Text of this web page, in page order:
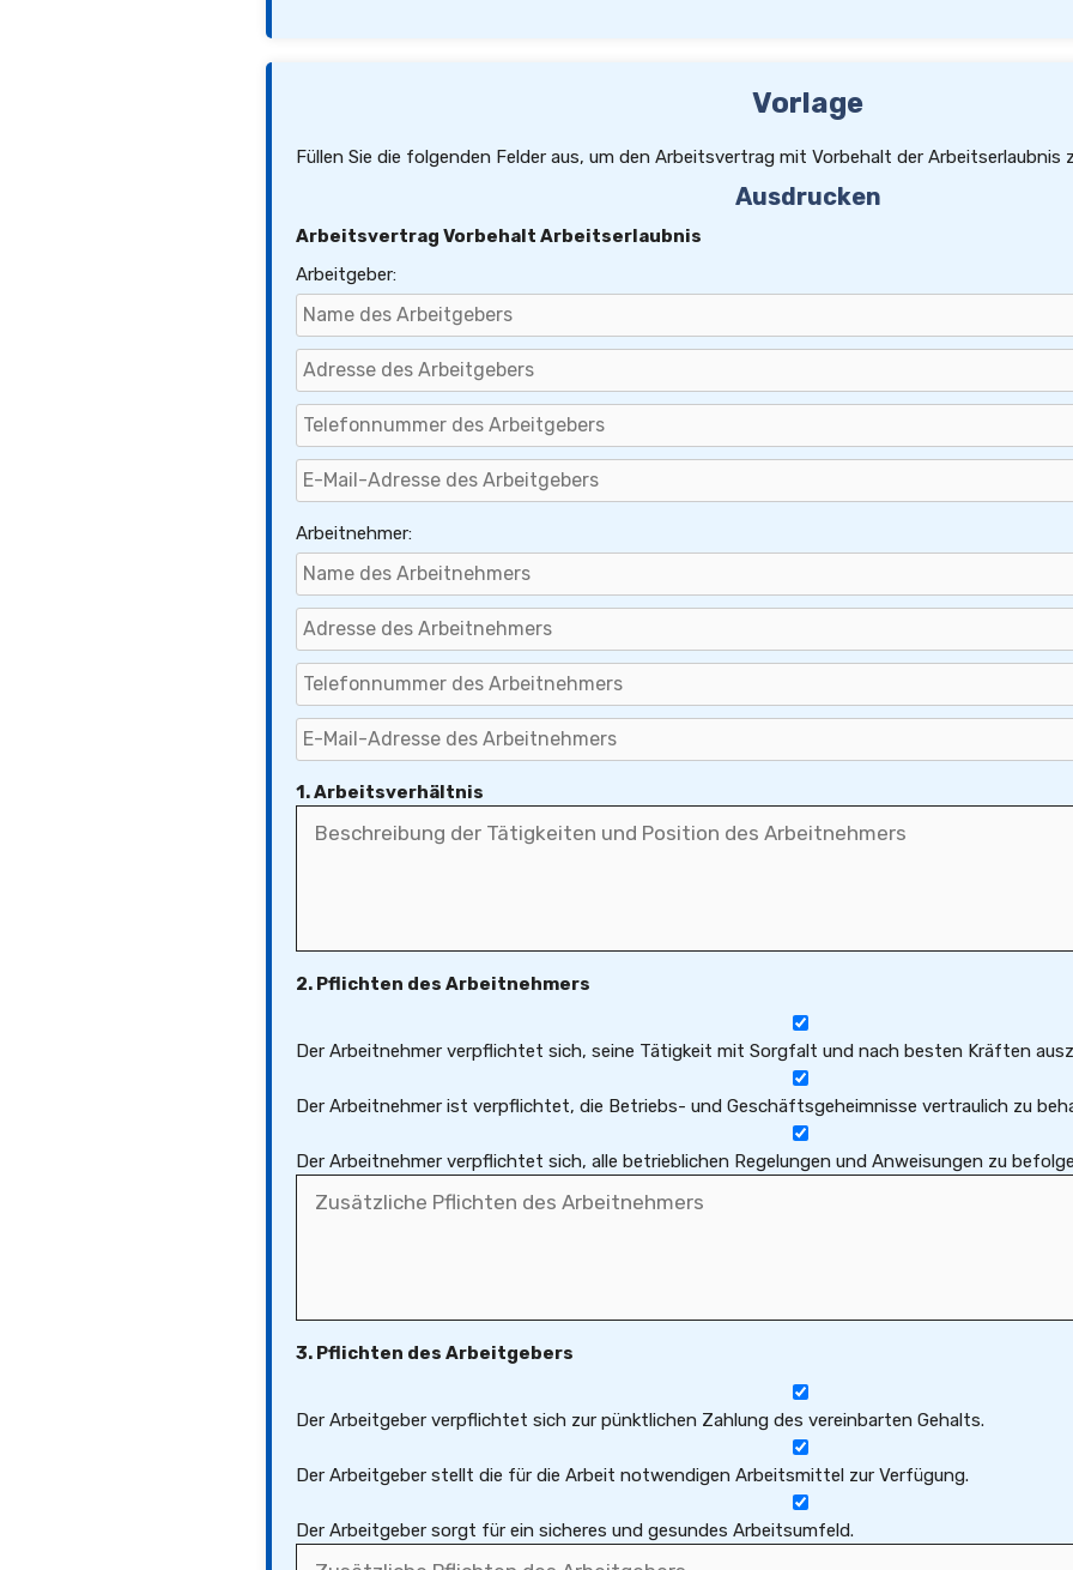
Vorlage
Füllen Sie die folgenden Felder aus, um den Arbeitsvertrag mit Vorbehalt der Arbeitserlaubnis
Ausdrucken
Arbeitsvertrag Vorbehalt Arbeitserlaubnis
Arbeitgeber:
Arbeitnehmer:
1. Arbeitsverhältnis
2. Pflichten des Arbeitnehmers
Der Arbeitnehmer verpflichtet sich, seine Tätigkeit mit Sorgfalt und nach besten Kräften
Der Arbeitnehmer ist verpflichtet, die Betriebs- und Geschäftsgeheimnisse vertraulich zu
Der Arbeitnehmer verpflichtet sich, alle betrieblichen Regelungen und Anweisungen zu
3. Pflichten des Arbeitgebers
Der Arbeitgeber verpflichtet sich zur pünktlichen Zahlung des vereinbarten Gehalts.
Der Arbeitgeber stellt die für die Arbeit notwendigen Arbeitsmittel zur Verfügung.
Der Arbeitgeber sorgt für ein sicheres und gesundes Arbeitsumfeld.